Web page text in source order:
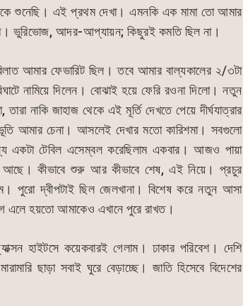
শুনেছি। এই প্রথম দেখা। এমনকি এক মামা তো আমার
ভুরিভোজ, আদর-আপ্যায়ন; কিছুরই কমতি ছিল না।
আমার ফেভারিট ছিল। তবে আমার বাল্যকালের ২/৩টা
নামিয়ে দিলেন। বোঝাই হয়ে ফেরি রওনা দিলো। নতুন
নাকি জাহাজ থেকে এই মূর্তি দেখতে পেয়ে দীর্ঘযাত্রার
আমার চেনা। আসলেই দেখার মতো কারিশমা। সবগুলো
একটা টেবিল এসেম্বল করেছিলাম একবার। আজও পায়া
আছে। কীভাবে শুরু আর কীভাবে শেষ, এই নিয়ে। প্রচুর
পুরো দ্বীপটাই ছিল জেলখানা। বিশেষ করে নতুন আসা
এলে হয়তো আমাকেও এখানে পুরে রাখত।
হাইটসে কয়েকবারই গেলাম। ঢাকার পরিবেশ। দেশি
ছাড়া সবাই ঘুরে বেড়াচ্ছে। জাতি হিসেবে বিদেশের